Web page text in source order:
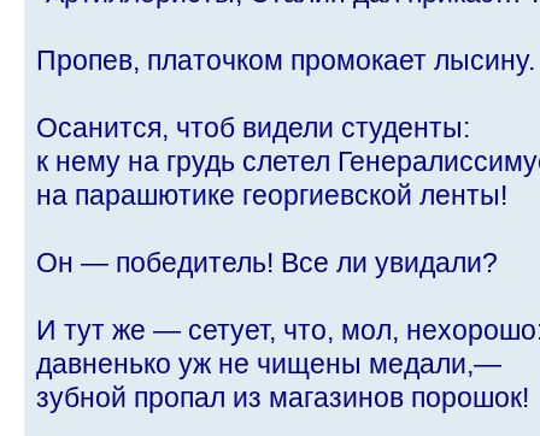
Пропев, платочком промокает лысину.
Осанится, чтоб видели студенты:
к нему на грудь слетел
на парашютике георгиевской ленты!
Он — победитель! Все ли увидали?
И тут же — сетует, что, мол,
давненько уж не чищены медали,—
зубной пропал из магазинов порошок!